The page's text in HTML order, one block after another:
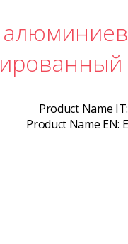
Product Name IT:
Product Name EN: